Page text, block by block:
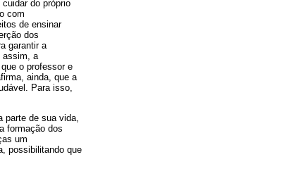
do próprio
com
de ensinar
dos
garantir a
assim, a
o professor e
ainda, que a
Para isso,
parte de sua vida,
formação dos
um
possibilitando que